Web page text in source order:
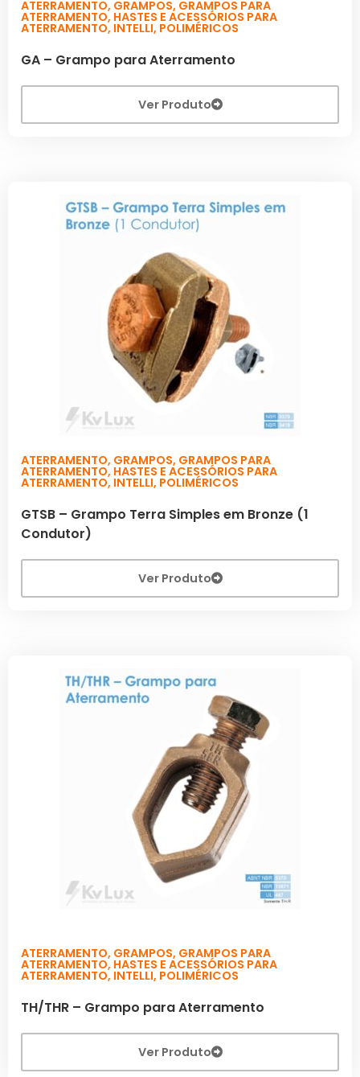
ATERRAMENTO, GRAMPOS, GRAMPOS PARA
ATERRAMENTO, HASTES E ACESSÓRIOS PARA
ATERRAMENTO, INTELLI, POLIMÉRICOS
GA – Grampo para Aterramento
Ver Produto
ATERRAMENTO, GRAMPOS, GRAMPOS PARA
ATERRAMENTO, HASTES E ACESSÓRIOS PARA
ATERRAMENTO, INTELLI, POLIMÉRICOS
GTSB – Grampo Terra Simples em Bronze (1
Condutor)
Ver Produto
ATERRAMENTO, GRAMPOS, GRAMPOS PARA
ATERRAMENTO, HASTES E ACESSÓRIOS PARA
ATERRAMENTO, INTELLI, POLIMÉRICOS
TH/THR – Grampo para Aterramento
Ver Produto